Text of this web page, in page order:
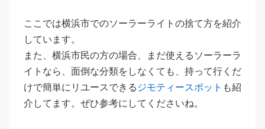
ここでは横浜市でのソーラーライトの捨て方を紹介
しています。
また、横浜市民の方の場合、まだ使えるソーラーラ
イトなら、面倒な分類をしなくても、持って行くだ
けで簡単にリユースできる ジモティースポット も紹
介してます。ぜひ参考にしてくださいね。